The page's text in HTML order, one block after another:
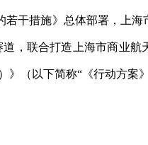
干措施》总体部署，上海
，联合打造上海市商业
（以下简称“《行动方案》